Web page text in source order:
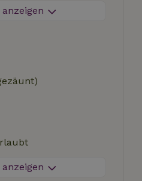
in der Nähe
Bereich